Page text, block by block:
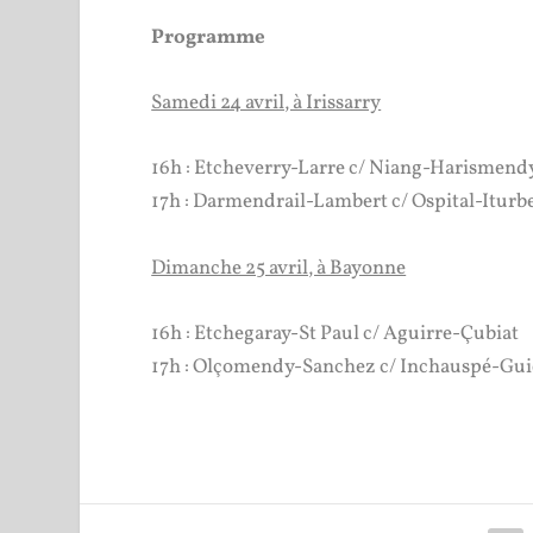
Programme
Samedi 24 avril, à Irissarry
16h : Etcheverry-Larre c/ Niang-
17h : Darmendrail-Lambert c/ Ospital-
Dimanche 25 avril, à Bayonne
16h : Etchegaray-St Paul c/ Aguirre-Çubiat
17h : Olçomendy-Sanchez c/ Inchauspé-